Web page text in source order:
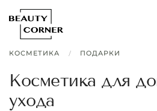
КОСМЕТИКА ПОДАРКИ
Косметика для
ухода